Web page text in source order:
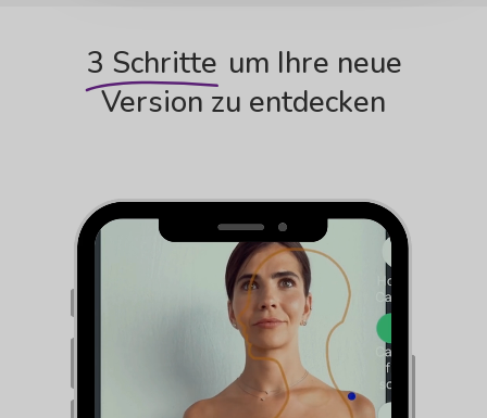
3 Schritte um Ihre neue
Version zu entdecken